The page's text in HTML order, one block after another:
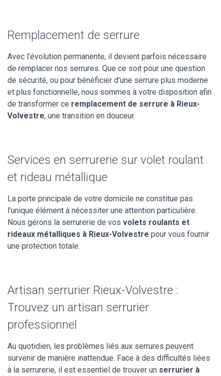
Remplacement de serrure
Avec l’évolution permanente, il devient parfois nécessaire
de remplacer nos serrures. Que ce soit pour une question
de sécurité, ou pour bénéficier d’une serrure plus moderne
et plus fonctionnelle, nous sommes à votre disposition afin
de transformer ce remplacement de serrure à Rieux-
Volvestre, une transition en douceur.
Services en serrurerie sur volet roulant
et rideau métallique
La porte principale de votre domicile ne constitue pas
l’unique élément à nécessiter une attention particulière.
Nous gérons la serrurerie de vos volets roulants et
rideaux métalliques à Rieux-Volvestre pour vous fournir
une protection totale.
Artisan serrurier Rieux-Volvestre :
Trouvez un artisan serrurier
professionnel
Au quotidien, les problèmes liés aux serrures peuvent
survenir de manière inattendue. Face à des difficultés liées
à la serrurerie, il est essentiel de trouver un serrurier à